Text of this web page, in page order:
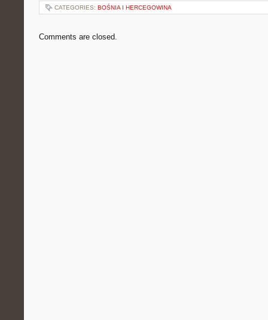
CATEGORIES: BOŚNIA I HERCEGOWINA
Comments are closed.